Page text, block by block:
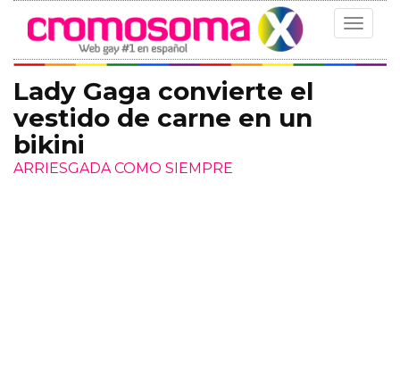
Toggle
Lady Gaga convierte el
vestido de carne en un
bikini
ARRIESGADA COMO SIEMPRE